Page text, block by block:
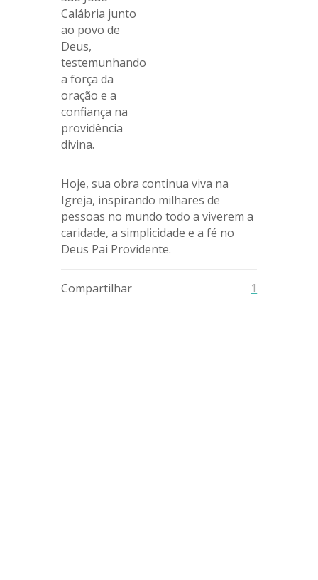
Calábria junto
ao povo de
Deus,
testemunhando
a força da
oração e a
confiança na
providência
divina.
Hoje, sua obra continua viva na
Igreja, inspirando milhares de
pessoas no mundo todo a viverem a
caridade, a simplicidade e a fé no
Deus Pai Providente.
Compartilhar 1